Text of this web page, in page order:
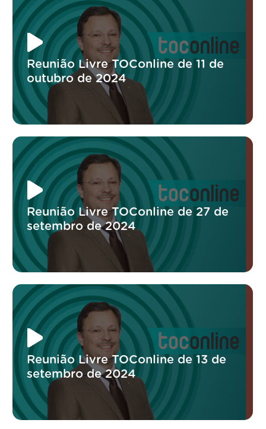
Reunião Livre TOConline de 11 de
outubro de 2024
Reunião Livre TOConline de 27 de
setembro de 2024
Reunião Livre TOConline de 13 de
setembro de 2024